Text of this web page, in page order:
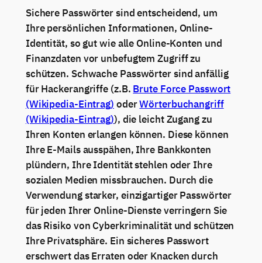
Sichere Passwörter sind entscheidend, um
Ihre persönlichen Informationen, Online-
Identität, so gut wie alle Online-Konten und
Finanzdaten vor unbefugtem Zugriff zu
schützen. Schwache Passwörter sind anfällig
für Hackerangriffe (z.B. Brute Force Passwort
(Wikipedia-Eintrag) oderWörterbuchangriff
(Wikipedia-Eintrag)), die leicht Zugang zu
Ihren Konten erlangen können. Diese können
Ihre E-Mails ausspähen, Ihre Bankkonten
plündern, Ihre Identität stehlen oder Ihre
sozialen Medien missbrauchen. Durch die
Verwendung starker, einzigartiger Passwörter
für jeden Ihrer Online-Dienste verringern Sie
das Risiko von Cyberkriminalität und schützen
Ihre Privatsphäre. Ein sicheres Passwort
erschwert das Erraten oder Knacken durch